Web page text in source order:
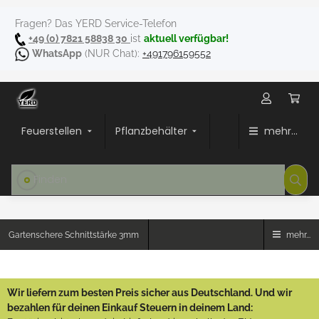
Fragen? Das YERD Service-Telefon
+49 (0) 7821 58838 30 ist aktuell verfügbar!
WhatsApp (NUR Chat): +491796159552
Feuerstellen Pflanzbehälter mehr...
Gartenschere Schnittstärke 3mm mehr...
Wir liefern zum besten Preis sicher aus Deutschland. Und wir
bezahlen für deinen Einkauf Steuern in deinem Land: